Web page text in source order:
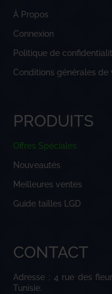
À Propos
Connexion
Politique de
Conditions générales de
PRODUITS
Offres Spéciales
Nouveautés
Meilleures ventes
Guide tailles LGD
CONTACT
Adresse : 4 rue des
Tunisie.